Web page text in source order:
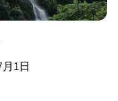
月1日